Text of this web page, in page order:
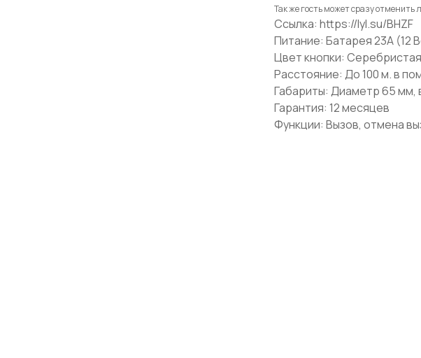
Так же гость может сразу
Ссылка: https://lyl.su/BHZF
Питание: Батарея 23А (12
Цвет кнопки:
Расстояние: До 100 м. в
Габариты: Диаметр 65 мм,
Гарантия: 12 месяцев
Функции: Вызов, отмена